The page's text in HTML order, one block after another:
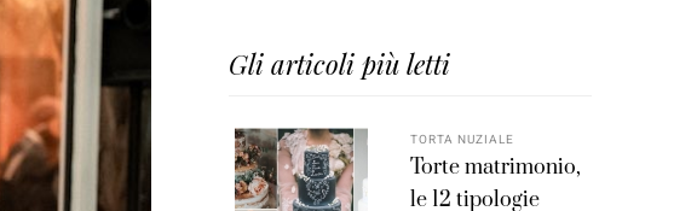
Gli articoli più letti
TORTA NUZIALE
Torte matrimonio,
le 12 tipologie